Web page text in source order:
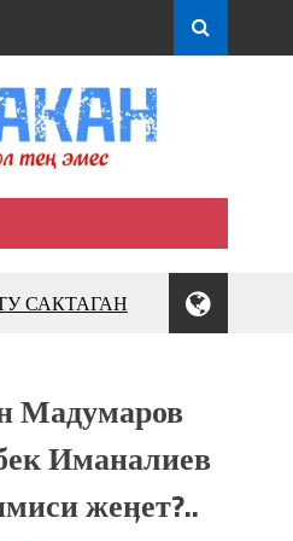
САКТАГАН
Park
шахмат
чоң
Мадумаров
Иманалиев
жеӊет?..